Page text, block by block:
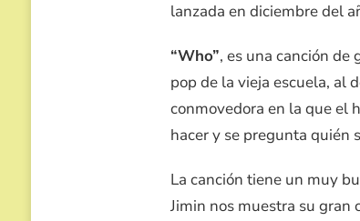
lanzada en diciembre del
“Who”, es una canción de
pop de la vieja escuela, al
conmovedora en la que el
hacer y se pregunta quién
La canción tiene un muy
Jimin nos muestra su gran